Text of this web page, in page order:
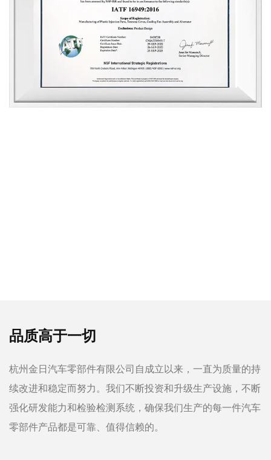
品质高于一切
杭州金日汽车零部件有限公司自成立以来，一直为质量的持
续改进和稳定而努力。我们不断投资和升级生产设施，不断
强化研发能力和检验检测系统，确保我们生产的每一件汽车
零部件产品都是可靠、值得信赖的。